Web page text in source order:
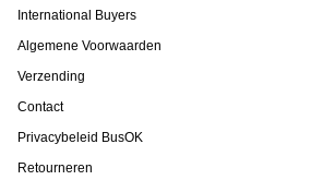
International Buyers
Algemene Voorwaarden
Verzending
Contact
Privacybeleid BusOK
Retourneren